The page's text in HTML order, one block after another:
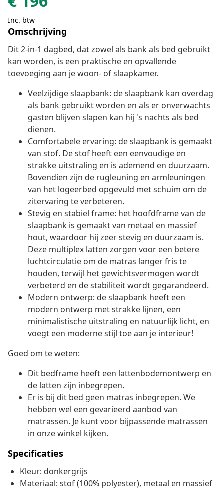
Inc. btw
Omschrijving
Dit 2-in-1 dagbed, dat zowel als bank als bed gebruikt
kan worden, is een praktische en opvallende
toevoeging aan je woon- of slaapkamer.
Veelzijdige slaapbank: de slaapbank kan overdag
als bank gebruikt worden en als er onverwachts
gasten blijven slapen kan hij 's nachts als bed
dienen.
Comfortabele ervaring: de slaapbank is gemaakt
van stof. De stof heeft een eenvoudige en
strakke uitstraling en is ademend en duurzaam.
Bovendien zijn de rugleuning en armleuningen
van het logeerbed opgevuld met schuim om de
zitervaring te verbeteren.
Stevig en stabiel frame: het hoofdframe van de
slaapbank is gemaakt van metaal en massief
hout, waardoor hij zeer stevig en duurzaam is.
Deze multiplex latten zorgen voor een betere
luchtcirculatie om de matras langer fris te
houden, terwijl het gewichtsvermogen wordt
verbeterd en de stabiliteit wordt gegarandeerd.
Modern ontwerp: de slaapbank heeft een
modern ontwerp met strakke lijnen, een
minimalistische uitstraling en natuurlijk licht, en
voegt een moderne stijl toe aan je interieur!
Goed om te weten:
Dit bedframe heeft een lattenbodemontwerp en
de latten zijn inbegrepen.
Er is bij dit bed geen matras inbegrepen. We
hebben wel een gevarieerd aanbod van
matrassen. Je kunt voor bijpassende matrassen
in onze winkel kijken.
Specificaties
Kleur: donkergrijs
Materiaal: stof (100% polyester), metaal en massief